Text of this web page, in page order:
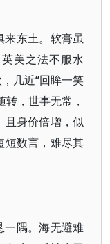
来东土。软膏虽
美之法不服水
几近“回眸一笑
，世事无常，
且身价倍增，似
短数言，难尽其
一隅。海无避难